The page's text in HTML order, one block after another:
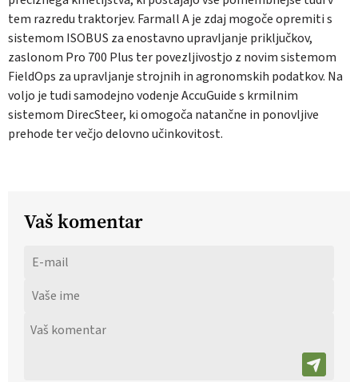
tem razredu traktorjev. Farmall A je zdaj mogoče opremiti s
sistemom ISOBUS za enostavno upravljanje priključkov,
zaslonom Pro 700 Plus ter povezljivostjo z novim sistemom
FieldOps za upravljanje strojnih in agronomskih podatkov. Na
voljo je tudi samodejno vodenje AccuGuide s krmilnim
sistemom DirecSteer, ki omogoča natančne in ponovljive
prehode ter večjo delovno učinkovitost.
Vaš komentar